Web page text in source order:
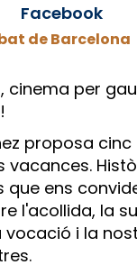
Facebook
de Barcelona
cinema per
proposa cinc
vacances.
que ens
l'acollida, la
vocació i la